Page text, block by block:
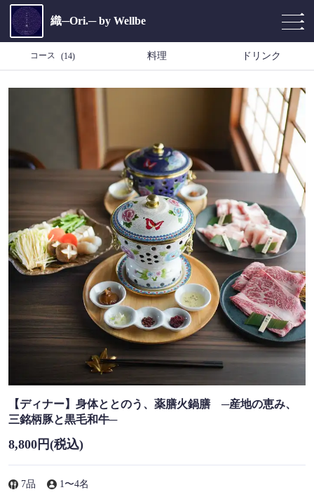
織─Ori.─ by Wellbe
コース (14) 料理 ドリンク
【ディナー】身体ととのう、薬膳火鍋膳 ─産地の恵み、
三銘柄豚と黒毛和牛─
8,800円(税込)
7品 1〜4名